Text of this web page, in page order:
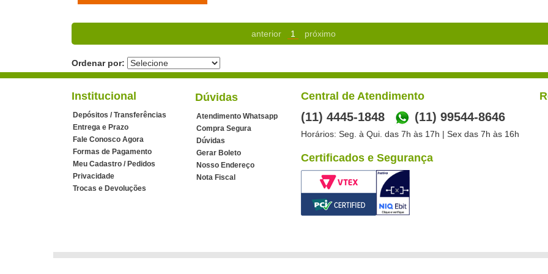
anterior 1 próximo
Ordenar por:
Institucional
Depósitos / Transferências
Entrega e Prazo
Fale Conosco Agora
Formas de Pagamento
Meu Cadastro / Pedidos
Privacidade
Trocas e Devoluções
Dúvidas
Atendimento Whatsapp
Compra Segura
Dúvidas
Gerar Boleto
Nosso Endereço
Nota Fiscal
Central de Atendimento
(11) 4445-1848 (11) 99544-8646
Horários: Seg. à Qui. das 7h às 17h | Sex das 7h às 16h
Certificados e Segurança